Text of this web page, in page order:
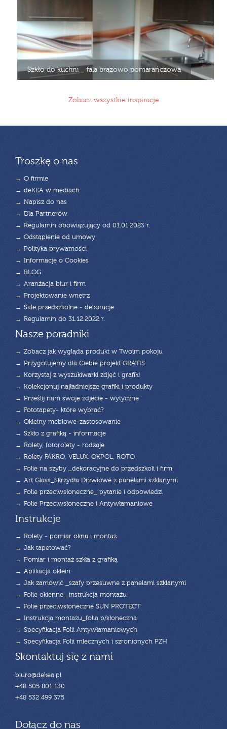
Szkło do kuchni _ fala brązowo pomarańczowa
Zobacz wszystkie inspiracje
Troszkę o nas
→ O firmie
→ deKEA w mediach
→ Napisz do nas
→ Dla Partnerów
→ Regulamin obowiązujący od 01.01.2023 r.
→ Odstąpienie od umowy
→ Polityka prywatności
→ Informacje o Cookies
→ BLOG
→ Aranżacja biur i firm
→ Projektowanie wnętrz
→ Sale przedszkolne - dekoracje
→ Regulamin do 31.12.2022 r.
Nasze poradniki
→ Zobacz jak wygląda produkt w Twoim pokoju
→ Przygotujemy dla Ciebie projekt GRATIS
→ Korzystaj z wyszukiwarki zdjęć i grafik!
→ Kolekcjonuj najładniejsze grafiki i produkty
→ Prześlij nam swoje zdjęcie - wytyczne
→ Fototapety- które wybrać?
→ Okleiny meblowe-zastosowanie
→ Szkło z grafiką - informacje
→ Rolety, fotorolety - rodzaje
→ Rolety FAKRO, VELUX, OKPOL, ROTO
→ Folie na szyby _dekoracyjne do przedszkoli i firm
→ Art Glass_Skrzydła Drzwiowe z panelami szklanymi
→ Folie przeciwsłoneczne_ pytanie i odpowiedzi
→ Folie Przeciwsłoneczne i Antywłamaniowe
Instrukcje
→ Rolety - pomiar okna i montaż
→ Jak tapetować?
→ Pomiar i montaż szkła z grafiką
→ Aplikacja oklein
→ Jak zamówić _szafy przesuwne z panelami szklanymi
→ Folie okienne _instrukcja montażu
→ Folie przeciwsłoneczne SUN PROTECT
→ Instrukcja montażu_folia p/słoneczna
→ Specyfikacja Folii Antywłamaniowych
→ Specyfikacja Folii mlecznych i szronionych PZH
Skontaktuj się z nami
biuro@dekea.pl
+48 505 801 130
+48 532 499 375
Dołącz do nas